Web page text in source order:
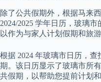
除了公共假期外，根据马来
2024/2025 学年日历，玻璃
以作为与家人计划假期和旅
根据 2024 年玻璃市日历，
期。该日历显示了玻璃市所
共假期，以帮助您提前计划